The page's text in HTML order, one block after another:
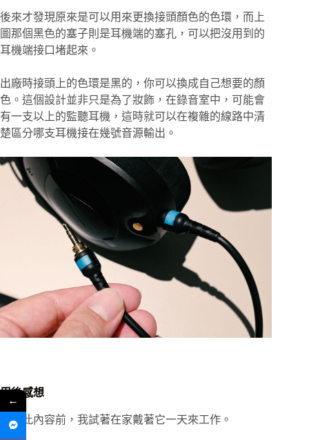
後來才發現原來是可以用來更換接頭顏色的色環，而上
圖那個黑色的塞子則是耳機端的塞孔，可以把沒用到的
耳機端接口堵起來。
出廠時接頭上的色環是黑的，你可以換成自己想要的顏
色。這個設計並非只是為了妝飾，在錄音室中，可能會
有一支以上的監聽耳機，這時就可以在複雜的線路中清
楚區分哪支耳機接在幾號音源輸出。
用後感想
分享此內容前，我試著在家戴著它一天來工作。
←